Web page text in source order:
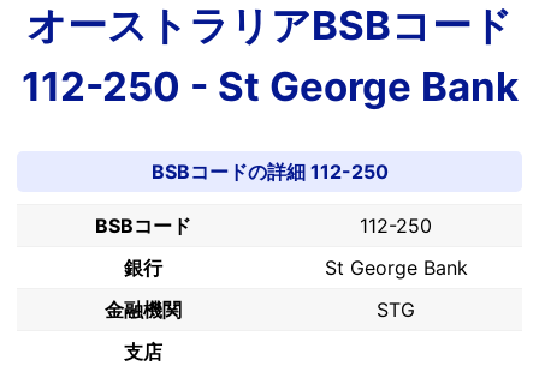
オーストラリアBSBコード
112-250 - St George Bank
BSBコードの詳細 112-250
BSBコード
112-250
銀行
St George Bank
金融機関
STG
支店